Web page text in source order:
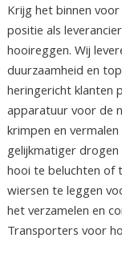
Krijg het binnen
positie als
hooireggen. Wij
duurzaamheid en
heringericht klanten
apparatuur voor de
krimpen en
gelijkmatiger
hooi te beluchten of
wiersen te leggen
het verzamelen en
Transporters voor